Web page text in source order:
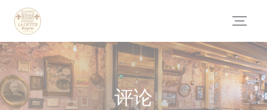
Cookie管理面板
评论